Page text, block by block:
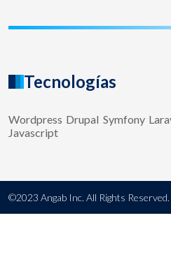
Tecnologías
Wordpress Drupal Symfony
Javascript
©2023 Angab Inc. All Rights